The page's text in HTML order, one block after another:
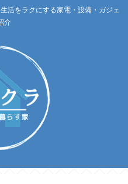
活をラクにする家電・設備・ガジェ
介